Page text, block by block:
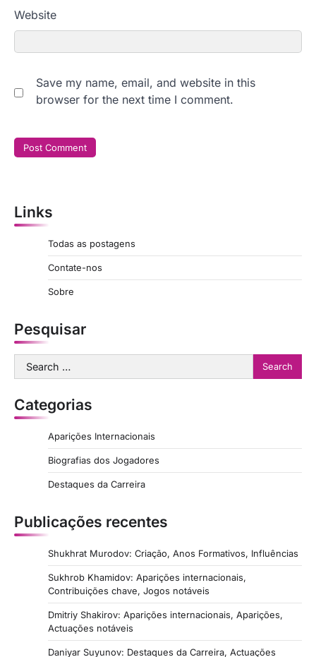
Website
Save my name, email, and website in this
browser for the next time I comment.
Links
Todas as postagens
Contate-nos
Sobre
Pesquisar
Search
for:
Categorias
Aparições Internacionais
Biografias dos Jogadores
Destaques da Carreira
Publicações recentes
Shukhrat Murodov: Criação, Anos Formativos, Influências
Sukhrob Khamidov: Aparições internacionais,
Contribuições chave, Jogos notáveis
Dmitriy Shakirov: Aparições internacionais, Aparições,
Actuações notáveis
Daniyar Suyunov: Destaques da Carreira, Actuações